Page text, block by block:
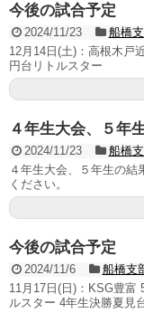
今後の試合予定
2024/11/23
船橋
12月14日(土)：高根木
円台リトルスター
４年生大会、５年
2024/11/23
船橋
４年生大会、５年生の
ください。
今後の試合予定
2024/11/6
船橋支
11月17日(日)：KSG豊
ルスター 4年生決勝夏